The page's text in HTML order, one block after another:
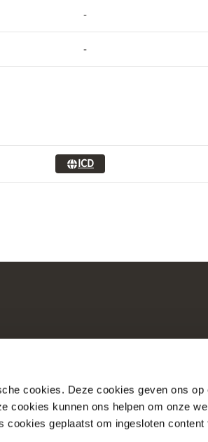
cookies. Deze cookies geven ons op
cookies kunnen ons helpen om onze
geplaatst om ingesloten content
-
-
ICD
Over Nictiz